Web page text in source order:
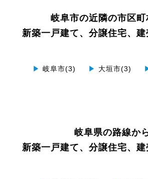
岐阜市の近隣の市区町
新築一戸建て、分譲住宅、
▶ 岐阜市(3) ▶ 大垣市(3)
岐阜県の路線か
新築一戸建て、分譲住宅、